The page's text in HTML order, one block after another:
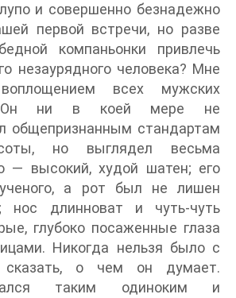
и совершенно безнадежно
первой встречи, но разве
компаньонки привлечь
незаурядного человека? Мне
всех мужских
Он ни в коей мере не
общепризнанным стандартам
но выглядел весьма
— высокий, худой шатен; его
а рот был не лишен
нос длинноват и чуть-чуть
глубоко посаженные глаза
Никогда нельзя было с
сказать, о чем он думает.
таким одиноким и